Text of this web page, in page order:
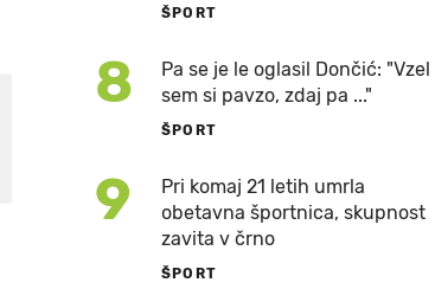
ŠPORT
8
Pa se je le oglasil Dončić: "Vzel
sem si pavzo, zdaj pa ..."
ŠPORT
9
Pri komaj 21 letih umrla
obetavna športnica, skupnost
zavita v črno
ŠPORT